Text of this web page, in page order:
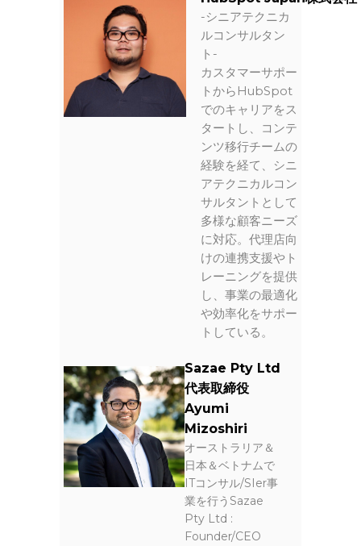
-シニアテクニカ
ルコンサルタン
ト-
カスタマーサポー
トからHubSpot
でのキャリアをス
タートし、コンテ
ンツ移行チームの
経験を経て、シニ
アテクニカルコン
サルタントとして
多様な顧客ニーズ
に対応。代理店向
けの連携支援やト
レーニングを提供
し、事業の最適化
や効率化をサポー
トしている。
Sazae Pty Ltd
代表取締役
Ayumi
Mizoshiri
オーストラリア＆
日本＆ベトナムで
ITコンサル/SIer事
業を行うSazae
Pty Ltd :
Founder/CEO